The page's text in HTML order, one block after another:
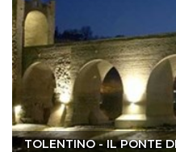
TOLENTINO - IL PONTE